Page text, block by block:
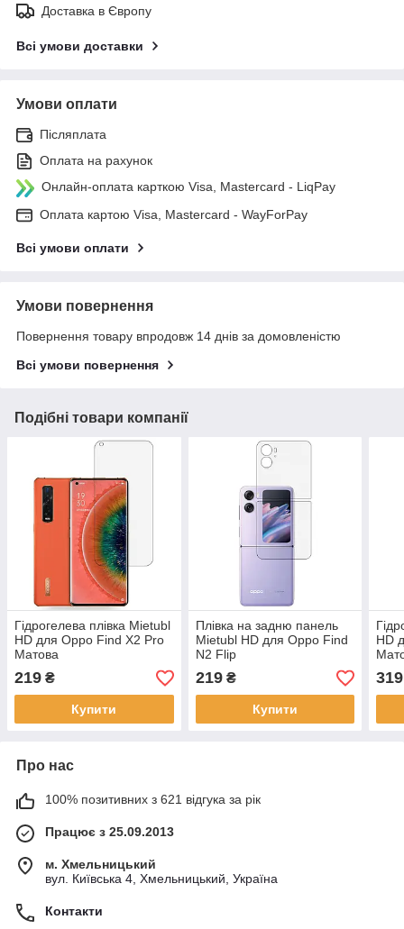
Доставка в Європу
Всі умови доставки
Умови оплати
Післяплата
Оплата на рахунок
Онлайн-оплата карткою Visa, Mastercard - LiqPay
Оплата картою Visa, Mastercard - WayForPay
Всі умови оплати
Умови повернення
Повернення товару впродовж 14 днів за домовленістю
Всі умови повернення
Подібні товари компанії
Гідрогелева плівка Mietubl
HD для Oppo Find X2 Pro
Матова
219 ₴
Купити
Плівка на задню панель
Mietubl HD для Oppo Find
N2 Flip
219₴
Купити
HD
319
Про нас
100% позитивних з 621 відгука за рік
Працює з 25.09.2013
м. Хмельницький
вул. Київська 4, Хмельницький, Україна
Контакти